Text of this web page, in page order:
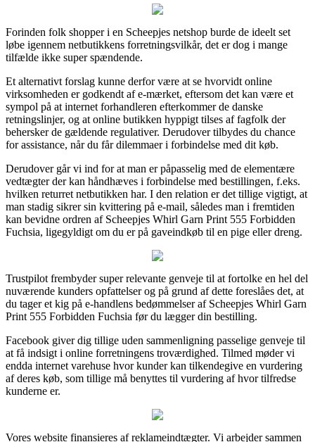
Forinden folk shopper i en Scheepjes netshop burde de ideelt set
løbe igennem netbutikkens forretningsvilkår, det er dog i mange
tilfælde ikke super spændende.
Et alternativt forslag kunne derfor være at se hvorvidt online
virksomheden er godkendt af e-mærket, eftersom det kan være et
sympol på at internet forhandleren efterkommer de danske
retningslinjer, og at online butikken hyppigt tilses af fagfolk der
behersker de gældende regulativer. Derudover tilbydes du chance
for assistance, når du får dilemmaer i forbindelse med dit køb.
Derudover går vi ind for at man er påpasselig med de elementære
vedtægter der kan håndhæves i forbindelse med bestillingen, f.eks.
hvilken returret netbutikken har. I den relation er det tillige vigtigt, at
man stadig sikrer sin kvittering på e-mail, således man i fremtiden
kan bevidne ordren af Scheepjes Whirl Garn Print 555 Forbidden
Fuchsia, ligegyldigt om du er på gaveindkøb til en pige eller dreng.
Trustpilot frembyder super relevante genveje til at fortolke en hel del
nuværende kunders opfattelser og på grund af dette foreslåes det, at
du tager et kig på e-handlens bedømmelser af Scheepjes Whirl Garn
Print 555 Forbidden Fuchsia før du lægger din bestilling.
Facebook giver dig tillige uden sammenligning passelige genveje til
at få indsigt i online forretningens troværdighed. Tilmed møder vi
endda internet varehuse hvor kunder kan tilkendegive en vurdering
af deres køb, som tillige må benyttes til vurdering af hvor tilfredse
kunderne er.
Vores website finansieres af reklameindtægter. Vi arbejder sammen